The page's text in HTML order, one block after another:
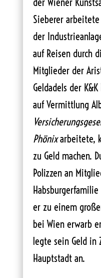
Sieberer
der
auf Reisen durch
Mitglieder der
Geldadels der
auf Vermittlung
Phönixarbeitete,
zu Geld machen.
Polizzen an
er zu einem
bei Wien erwarb
legte sein Geld in
Hauptstadt an.